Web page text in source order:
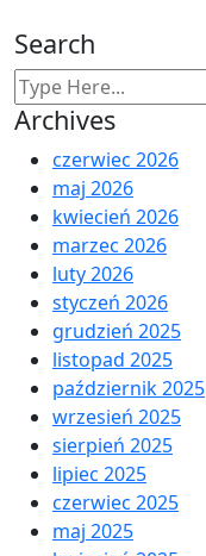
Search
Archives
czerwiec 2026
maj 2026
kwiecień 2026
marzec 2026
luty 2026
styczeń 2026
grudzień 2025
listopad 2025
październik 2025
wrzesień 2025
sierpień 2025
lipiec 2025
czerwiec 2025
maj 2025